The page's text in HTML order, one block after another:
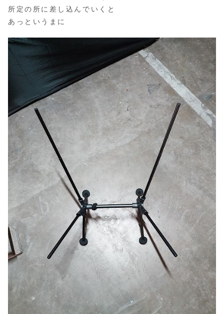
所定の所に差し込んでいくと
あっというまに